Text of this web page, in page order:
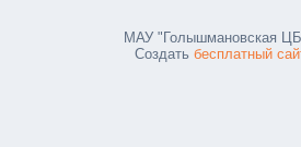
МАУ "Голышмановская
Создать бесплатный